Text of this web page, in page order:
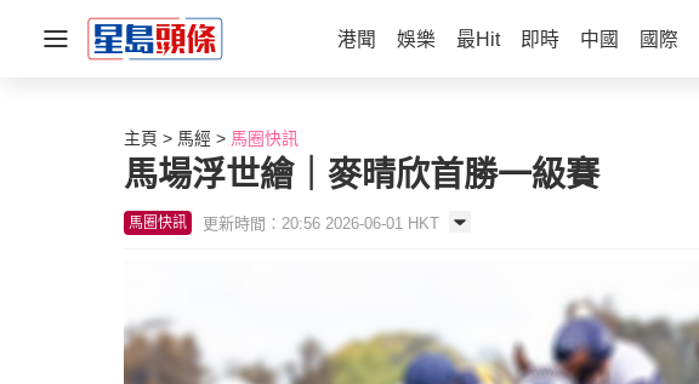
港聞 娛樂 最Hit 即時 中國 國際
主頁 馬經 馬圈快訊
馬場浮世繪｜麥晴欣首勝一級賽
馬圈快訊 更新時間：20:56 2026-06-01 HKT